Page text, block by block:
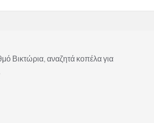
Βικτώρια, αναζητά κοπέλα για